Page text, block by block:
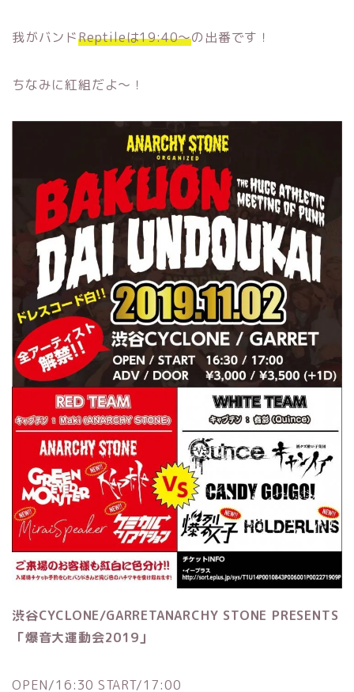
我がバンドReptileは19:40〜の出番です！
ちなみに紅組だよ〜！
渋谷CYCLONE/GARRETANARCHY STONE PRESENTS
「爆音大運動会2019」
OPEN/16:30 START/17:00